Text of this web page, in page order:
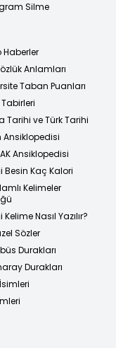
Silme
Haberler
Anlamları
Taban Puanları
Tarihi ve Türk Tarihi
Ansiklopedisi
Ansiklopedisi
Besin Kaç Kalori
Kelimeler
Nasıl Yazılır?
Sözler
Durakları
Durakları